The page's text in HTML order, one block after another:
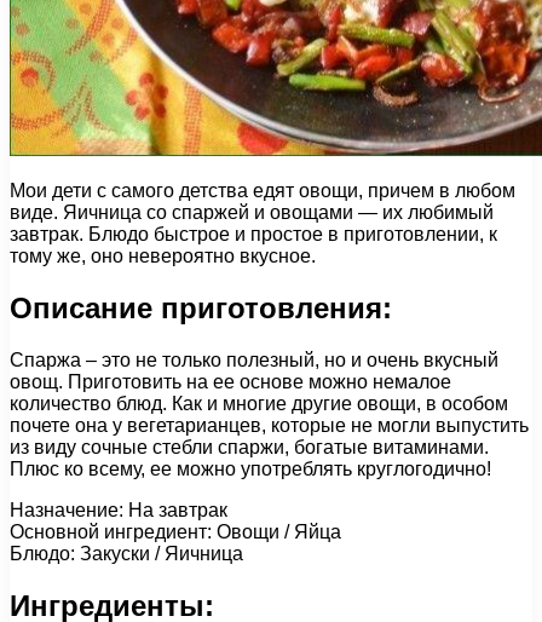
Мои дети с самого детства едят овощи, причем в любом
виде. Яичница со спаржей и овощами — их любимый
завтрак. Блюдо быстрое и простое в приготовлении, к
тому же, оно невероятно вкусное.
Описание приготовления:
Спаржа – это не только полезный, но и очень вкусный
овощ. Приготовить на ее основе можно немалое
количество блюд. Как и многие другие овощи, в особом
почете она у вегетарианцев, которые не могли выпустить
из виду сочные стебли спаржи, богатые витаминами.
Плюс ко всему, ее можно употреблять круглогодично!
Назначение: На завтрак
Основной ингредиент: Овощи / Яйца
Блюдо: Закуски / Яичница
Ингредиенты: